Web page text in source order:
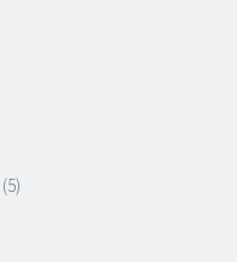
(5)